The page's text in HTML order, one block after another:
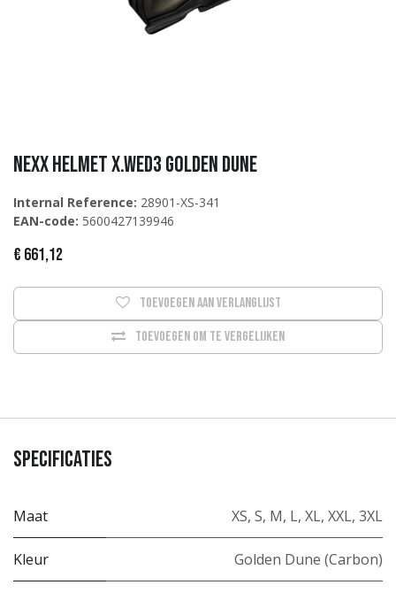
NEXX Helmet X.WED3 Golden dune
Internal Reference: 28901-XS-341
EAN-code: 5600427139946
€ 661,12
Toevoegen om te vergelijken
Toevoegen aan verlanglijst
Specificaties
Maat XS, S, M, L, XL, XXL, 3XL
Kleur Golden Dune (Carbon)